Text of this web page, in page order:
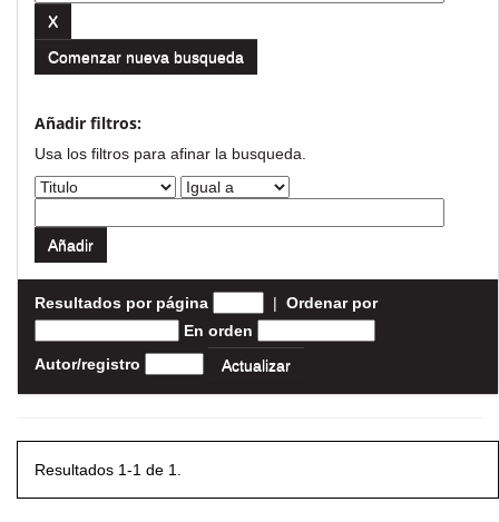
Comenzar nueva busqueda
Añadir filtros:
Usa los filtros para afinar la busqueda.
Resultados por página | Ordenar por
En orden
Autor/registro
Resultados 1-1 de 1.